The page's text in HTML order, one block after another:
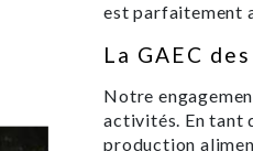
est parfaitement
La GAEC
Notre
activités. En tant
production